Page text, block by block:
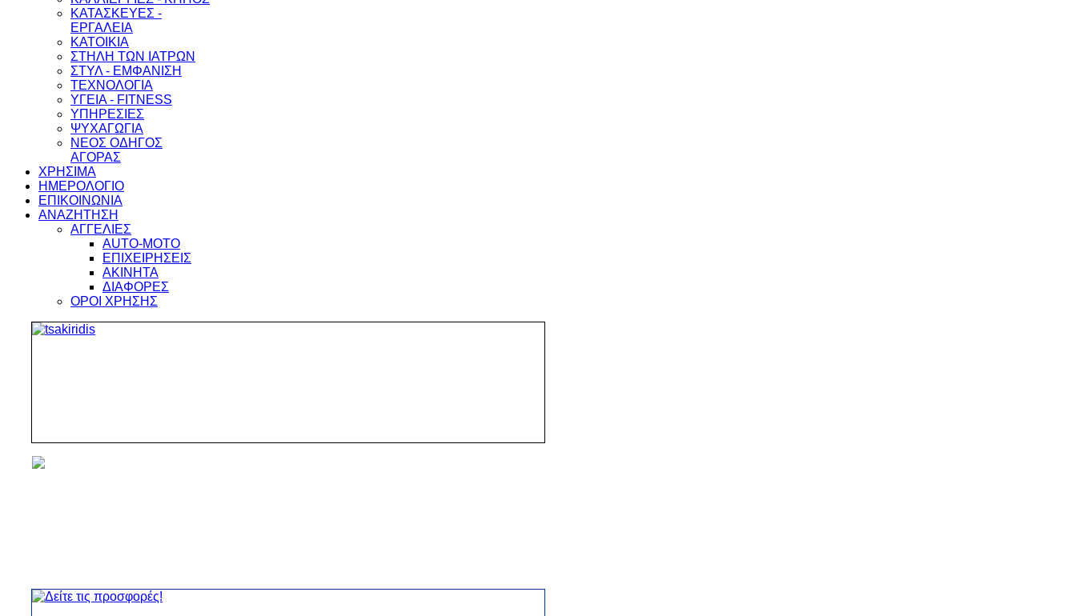
ΚΑΤΑΣΚΕΥΕΣ -
ΕΡΓΑΛΕΙΑ
ΚΑΤΟΙΚΙΑ
ΣΤΗΛΗ ΤΩΝ ΙΑΤΡΩΝ
ΣΤΥΛ - ΕΜΦΑΝΙΣΗ
ΤΕΧΝΟΛΟΓΙΑ
ΥΓΕΙΑ - FITNESS
ΥΠΗΡΕΣΙΕΣ
ΨΥΧΑΓΩΓΙΑ
ΝΕΟΣ ΟΔΗΓΟΣ
ΑΓΟΡΑΣ
ΧΡΗΣΙΜΑ
ΗΜΕΡΟΛΟΓΙΟ
ΕΠΙΚΟΙΝΩΝΙΑ
ΑΝΑΖΗΤΗΣΗ
ΑΓΓΕΛΙΕΣ
AUTO-MOTO
ΕΠΙΧΕΙΡΗΣΕΙΣ
ΑΚΙΝΗΤΑ
ΔΙΑΦΟΡΕΣ
ΟΡΟΙ ΧΡΗΣΗΣ